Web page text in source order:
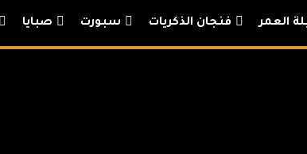
العمر فنجان الذكريات سبورت صبايا